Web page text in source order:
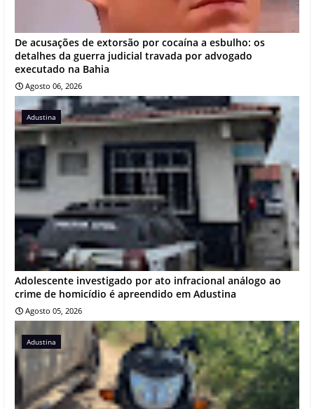
De acusações de extorsão por cocaína a esbulho: os
detalhes da guerra judicial travada por advogado
executado na Bahia
Agosto 06, 2026
Adustina
Adolescente investigado por ato infracional análogo ao
crime de homicídio é apreendido em Adustina
Agosto 05, 2026
Adustina